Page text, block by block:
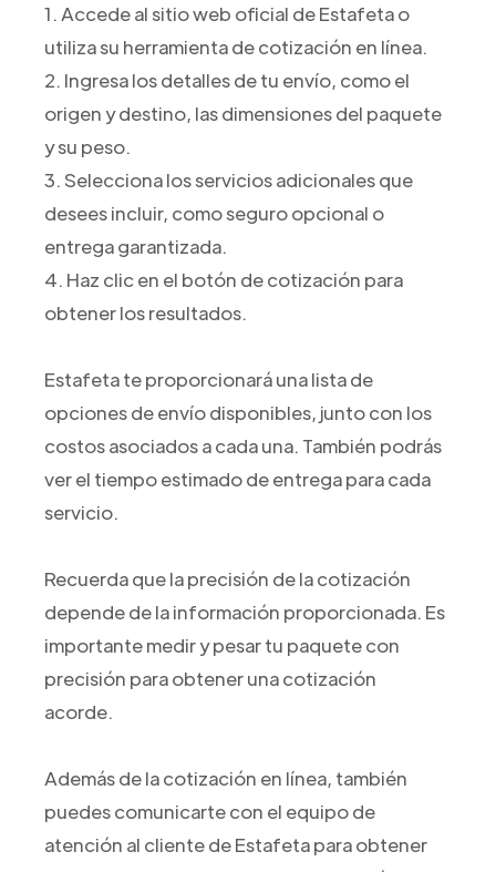
1. Accede al sitio web oficial de Estafeta o
utiliza su herramienta de cotización en línea.
2. Ingresa los detalles de tu envío, como el
origen y destino, las dimensiones del paquete
y su peso.
3. Selecciona los servicios adicionales que
desees incluir, como seguro opcional o
entrega garantizada.
4. Haz clic en el botón de cotización para
obtener los resultados.
Estafeta te proporcionará una lista de
opciones de envío disponibles, junto con los
costos asociados a cada una. También podrás
ver el tiempo estimado de entrega para cada
servicio.
Recuerda que la precisión de la cotización
depende de la información proporcionada. Es
importante medir y pesar tu paquete con
precisión para obtener una cotización
acorde.
Además de la cotización en línea, también
puedes comunicarte con el equipo de
atención al cliente de Estafeta para obtener